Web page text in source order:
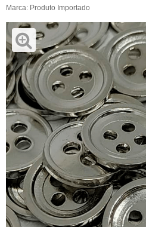
Marca: Produto Importado